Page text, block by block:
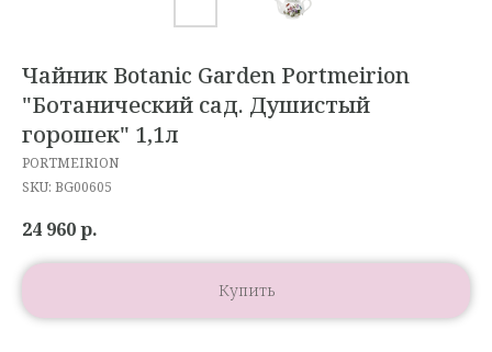
Чайник Botanic Garden Portmeirion
"Ботанический сад. Душистый
горошек" 1,1л
PORTMEIRION
SKU: BG00605
24 960р.
Купить